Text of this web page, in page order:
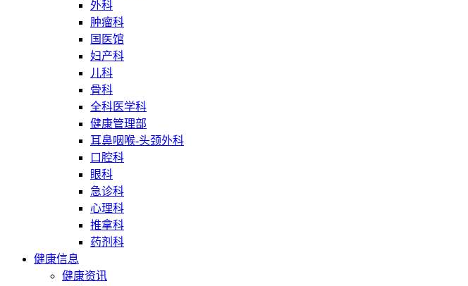
外科
肿瘤科
国医馆
妇产科
儿科
骨科
全科医学科
健康管理部
耳鼻咽喉-头颈外科
口腔科
眼科
急诊科
心理科
推拿科
药剂科
健康信息
健康资讯